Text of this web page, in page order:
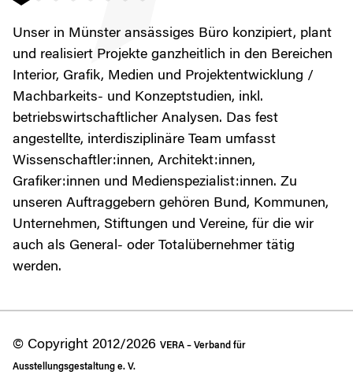
Unser in Münster ansässiges Büro konzipiert, plant
und realisiert Projekte ganzheitlich in den Bereichen
Interior, Grafik, Medien und Projektentwicklung /
Machbarkeits- und Konzeptstudien, inkl.
betriebswirtschaftlicher Analysen. Das fest
angestellte, interdisziplinäre Team umfasst
Wissenschaftler:innen, Architekt:innen,
Grafiker:innen und Medienspezialist:innen. Zu
unseren Auftraggebern gehören Bund, Kommunen,
Unternehmen, Stiftungen und Vereine, für die wir
auch als General- oder Totalübernehmer tätig
werden.
© Copyright 2012/2026 VERA – Verband für
Ausstellungsgestaltung e. V.